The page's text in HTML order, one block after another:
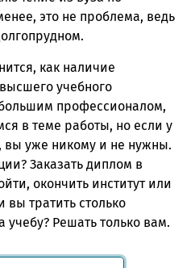
это не проблема, ведь
как наличие
учебного
профессионалом,
в теме работы, но если у
вы уже никому и не нужны.
Заказать диплом в
окончить институт или
вы тратить столько
Решать только вам.